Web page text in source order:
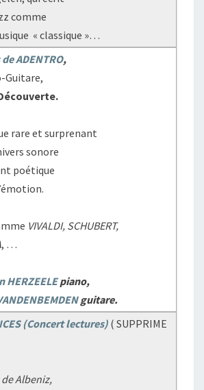
comme
« classique »…
ADENTRO,
Guitare,
rare et surprenant
sonore
poétique
VIVALDI, SCHUBERT,
, …
HERZEELEpiano,
guitare.
(Concert lectures) ( SUPPRIME
de Albeniz,